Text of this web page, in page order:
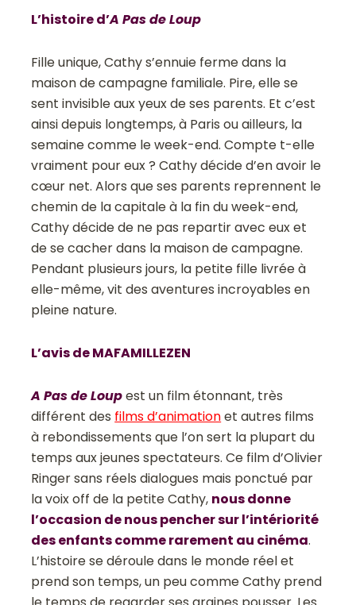
L’histoire d’A Pas de Loup
Fille unique, Cathy s’ennuie ferme dans la
maison de campagne familiale. Pire, elle se
sent invisible aux yeux de ses parents. Et c’est
ainsi depuis longtemps, à Paris ou ailleurs, la
semaine comme le week-end. Compte t-elle
vraiment pour eux ? Cathy décide d’en avoir le
cœur net. Alors que ses parents reprennent le
chemin de la capitale à la fin du week-end,
Cathy décide de ne pas repartir avec eux et
de se cacher dans la maison de campagne.
Pendant plusieurs jours, la petite fille livrée à
elle-même, vit des aventures incroyables en
pleine nature.
L’avis de MAFAMILLEZEN
A Pas de Loupest un film étonnant, très
différent des films d’animationet autres films
à rebondissements que l’on sert la plupart du
temps aux jeunes spectateurs. Ce film d’Olivier
Ringer sans réels dialogues mais ponctué par
la voix off de la petite Cathy, nous donne
l’occasion de nous pencher sur l’intériorité
des enfants comme rarement au cinéma.
L’histoire se déroule dans le monde réel et
prend son temps, un peu comme Cathy prend